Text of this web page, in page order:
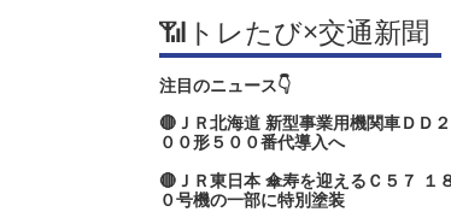
📶トレたび×交通新聞
注目のニュース👇
🔴ＪＲ北海道 新型事業用機関車ＤＤ２
００形５００番代導入へ
🔴ＪＲ東日本 傘寿を迎えるＣ５７ １
０号機の一部に特別塗装